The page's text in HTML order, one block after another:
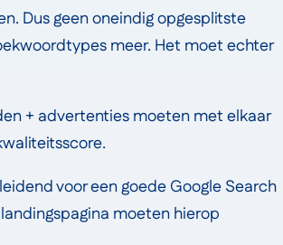
Dus geen oneindig opgesplitste
meer. Het moet echter
+ advertenties moeten met elkaar
voor een goede Google Search
moeten hierop